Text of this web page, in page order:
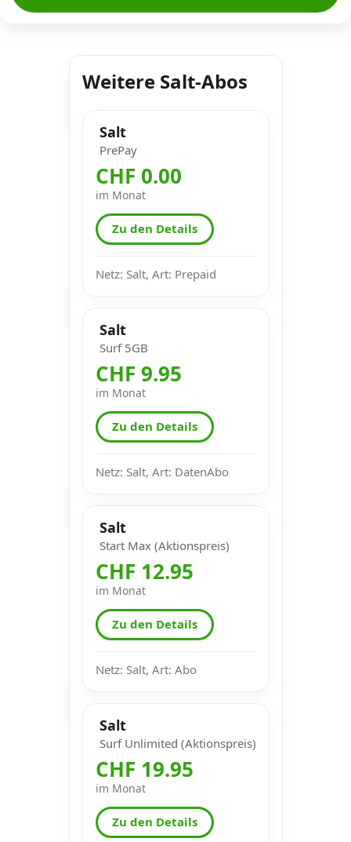
Weitere Salt-Abos
Salt
PrePay
CHF 0.00
im Monat
Zu den Details
Netz: Salt, Art: Prepaid
Salt
Surf 5GB
CHF 9.95
im Monat
Zu den Details
Netz: Salt, Art: DatenAbo
Salt
Start Max (Aktionspreis)
CHF 12.95
im Monat
Zu den Details
Netz: Salt, Art: Abo
Salt
Surf Unlimited (Aktionspreis)
CHF 19.95
im Monat
Zu den Details